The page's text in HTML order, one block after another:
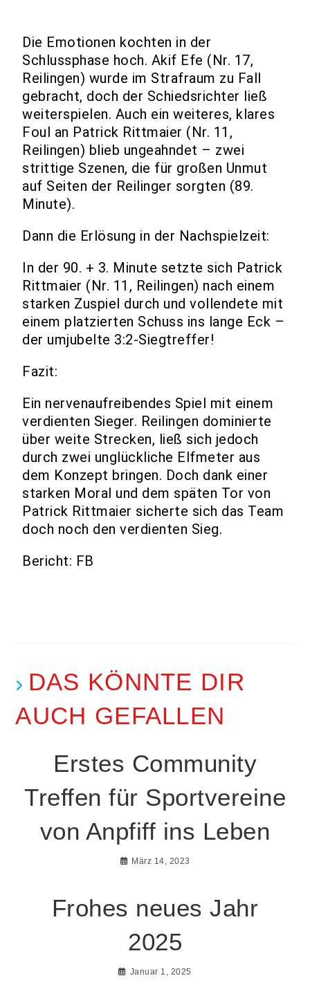
Die Emotionen kochten in der
Schlussphase hoch. Akif Efe (Nr. 17,
Reilingen) wurde im Strafraum zu Fall
gebracht, doch der Schiedsrichter ließ
weiterspielen. Auch ein weiteres, klares
Foul an Patrick Rittmaier (Nr. 11,
Reilingen) blieb ungeahndet – zwei
strittige Szenen, die für großen Unmut
auf Seiten der Reilinger sorgten (89.
Minute).
Dann die Erlösung in der Nachspielzeit:
In der 90. + 3. Minute setzte sich Patrick
Rittmaier (Nr. 11, Reilingen) nach einem
starken Zuspiel durch und vollendete mit
einem platzierten Schuss ins lange Eck –
der umjubelte 3:2-Siegtreffer!
Fazit:
Ein nervenaufreibendes Spiel mit einem
verdienten Sieger. Reilingen dominierte
über weite Strecken, ließ sich jedoch
durch zwei unglückliche Elfmeter aus
dem Konzept bringen. Doch dank einer
starken Moral und dem späten Tor von
Patrick Rittmaier sicherte sich das Team
doch noch den verdienten Sieg.
Bericht: FB
DAS KÖNNTE DIR
AUCH GEFALLEN
Erstes Community
Treffen für Sportvereine
von Anpfiff ins Leben
März 14, 2023
Frohes neues Jahr
2025
Januar 1, 2025